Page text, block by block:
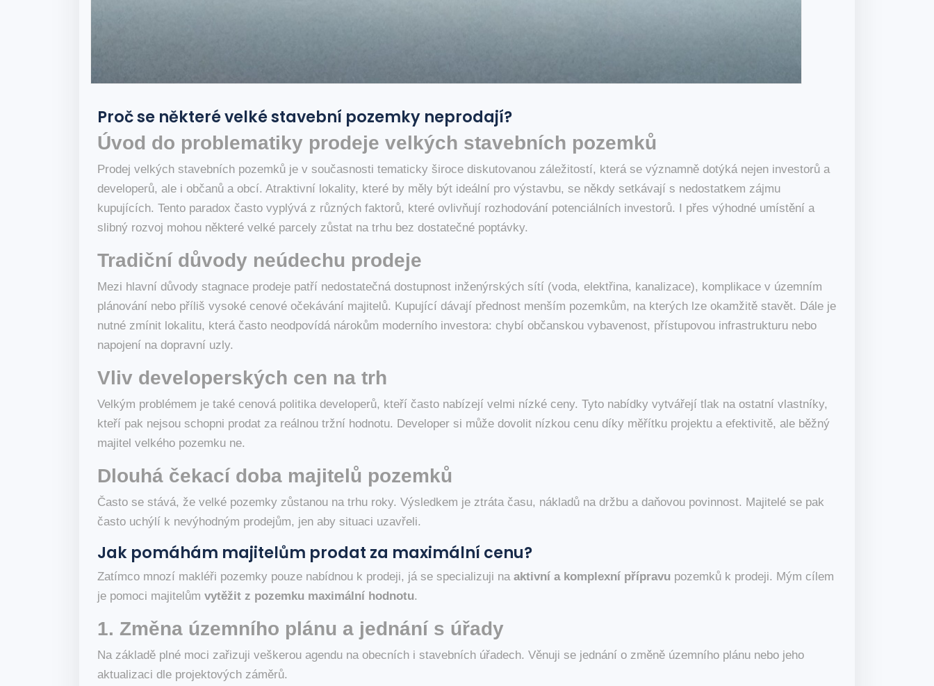
Proč se některé velké stavební pozemky neprodají?
Úvod do problematiky prodeje velkých stavebních pozemků
Prodej velkých stavebních pozemků je v současnosti tematicky široce diskutovanou záležitostí, která se významně dotýká nejen investorů a
developerů, ale i občanů a obcí. Atraktivní lokality, které by měly být ideální pro výstavbu, se někdy setkávají s nedostatkem zájmu
kupujících. Tento paradox často vyplývá z různých faktorů, které ovlivňují rozhodování potenciálních investorů. I přes výhodné umístění a
slibný rozvoj mohou některé velké parcely zůstat na trhu bez dostatečné poptávky.
Tradiční důvody neúdechu prodeje
Mezi hlavní důvody stagnace prodeje patří nedostatečná dostupnost inženýrských sítí (voda, elektřina, kanalizace), komplikace v územním
plánování nebo příliš vysoké cenové očekávání majitelů. Kupující dávají přednost menším pozemkům, na kterých lze okamžitě stavět. Dále je
nutné zmínit lokalitu, která často neodpovídá nárokům moderního investora: chybí občanskou vybavenost, přístupovou infrastrukturu nebo
napojení na dopravní uzly.
Vliv developerských cen na trh
Velkým problémem je také cenová politika developerů, kteří často nabízejí velmi nízké ceny. Tyto nabídky vytvářejí tlak na ostatní vlastníky,
kteří pak nejsou schopni prodat za reálnou tržní hodnotu. Developer si může dovolit nízkou cenu díky měřítku projektu a efektivitě, ale běžný
majitel velkého pozemku ne.
Dlouhá čekací doba majitelů pozemků
Často se stává, že velké pozemky zůstanou na trhu roky. Výsledkem je ztráta času, nákladů na držbu a daňovou povinnost. Majitelé se pak
často uchýlí k nevýhodným prodejům, jen aby situaci uzavřeli.
Jak pomáhám majitelům prodat za maximální cenu?
Zatímco mnozí makléři pozemky pouze nabídnou k prodeji, já se specializuji na aktivní a komplexní přípravu pozemků k prodeji. Mým cílem
je pomoci majitelům vytěžit z pozemku maximální hodnotu.
1. Změna územního plánu a jednání s úřady
Na základě plné moci zařizuji veškerou agendu na obecních i stavebních úřadech. Věnuji se jednání o změně územního plánu nebo jeho
aktualizaci dle projektových záměrů.